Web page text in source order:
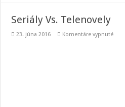
Seriály Vs. Telenovely
23. júna 2016 Komentáre vypnuténa